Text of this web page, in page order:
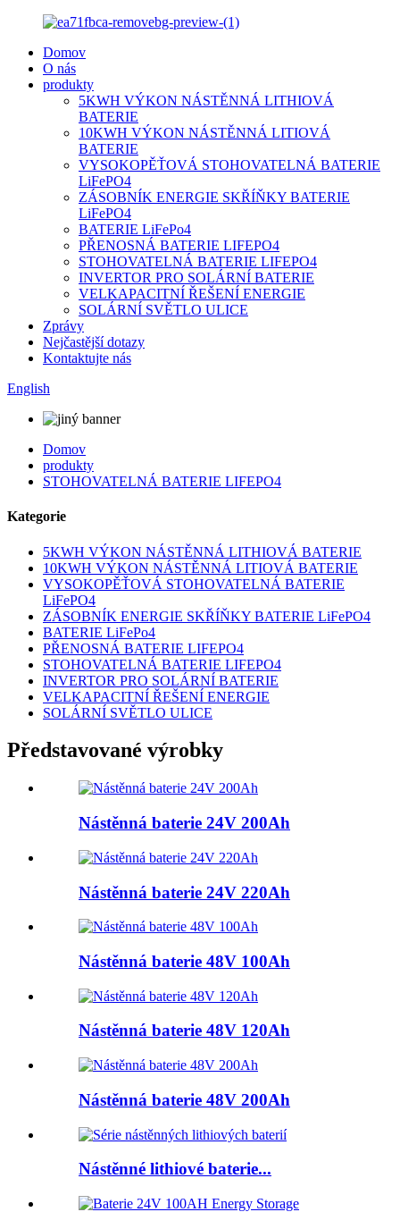
Domov
O nás
produkty
5KWH VÝKON NÁSTĚNNÁ LITHIOVÁ
BATERIE
10KWH VÝKON NÁSTĚNNÁ LITIOVÁ
BATERIE
VYSOKOPĚŤOVÁ STOHOVATELNÁ BATERIE
LiFePO4
ZÁSOBNÍK ENERGIE SKŘÍŇKY BATERIE
LiFePO4
BATERIE LiFePo4
PŘENOSNÁ BATERIE LIFEPO4
STOHOVATELNÁ BATERIE LIFEPO4
INVERTOR PRO SOLÁRNÍ BATERIE
VELKAPACITNÍ ŘEŠENÍ ENERGIE
SOLÁRNÍ SVĚTLO ULICE
Zprávy
Nejčastější dotazy
Kontaktujte nás
English
Domov
produkty
STOHOVATELNÁ BATERIE LIFEPO4
Kategorie
5KWH VÝKON NÁSTĚNNÁ LITHIOVÁ BATERIE
10KWH VÝKON NÁSTĚNNÁ LITIOVÁ BATERIE
VYSOKOPĚŤOVÁ STOHOVATELNÁ BATERIE
LiFePO4
ZÁSOBNÍK ENERGIE SKŘÍŇKY BATERIE LiFePO4
BATERIE LiFePo4
PŘENOSNÁ BATERIE LIFEPO4
STOHOVATELNÁ BATERIE LIFEPO4
INVERTOR PRO SOLÁRNÍ BATERIE
VELKAPACITNÍ ŘEŠENÍ ENERGIE
SOLÁRNÍ SVĚTLO ULICE
Představované výrobky
Nástěnná baterie 24V 200Ah
Nástěnná baterie 24V 220Ah
Nástěnná baterie 48V 100Ah
Nástěnná baterie 48V 120Ah
Nástěnná baterie 48V 200Ah
Nástěnné lithiové baterie...